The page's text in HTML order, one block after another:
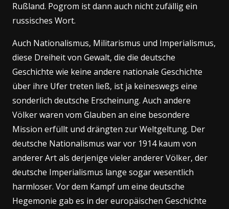
Rußland. Pogrom ist dann auch nicht zufällig ein
russisches Wort.
Auch Nationalismus, Militarismus und Imperialismus,
diese Dreiheit von Gewalt, die die deutsche
Geschichte wie keine andere nationale Geschichte
über ihre Ufer treten ließ, ist ja keineswegs eine
sonderlich deutsche Erscheinung. Auch andere
Völker waren vom Glauben an eine besondere
Mission erfüllt und drängten zur Weltgeltung. Der
deutsche Nationalismus war vor 1914 kaum von
anderer Art als derjenige vieler anderer Völker, der
deutsche Imperialismus lange sogar wesentlich
harmloser. Vor dem Kampf um eine deutsche
Hegemonie gab es in der europäischen Geschichte